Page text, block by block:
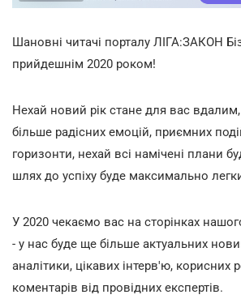
Шановні читачі порталу ЛІГА:ЗАКОН
прийдешнім 2020 роком!
Нехай новий рік стане для вас
більше радісних емоцій, приємних
горизонти, нехай всі намічені плани
шлях до успіху буде максимально
У 2020 чекаємо вас на сторінках
- у нас буде ще більше актуальних
аналітики, цікавих інтерв'ю, корисних
коментарів від провідних експертів.